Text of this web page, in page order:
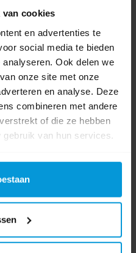
van cookies
en advertenties te
social media te bieden
Ook delen we
onze site met onze
en analyse. Deze
combineren met andere
of die ze hebben
van hun services.